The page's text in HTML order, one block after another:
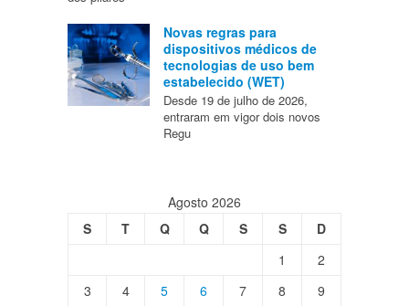
Novas regras para
dispositivos médicos de
tecnologias de uso bem
estabelecido (WET)
Desde 19 de julho de 2026,
entraram em vigor dois novos
Regu
Agosto 2026
S
T Q Q S S
D
1
2
3
4 5 6 7 8
9